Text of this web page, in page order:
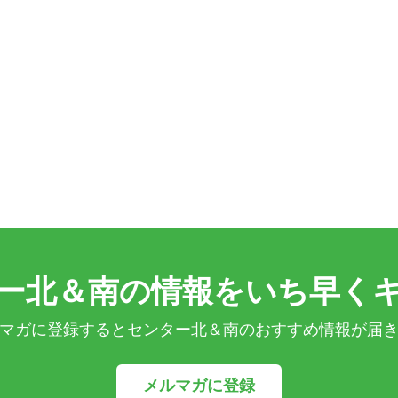
北＆南の情報をいち早く
ガに登録するとセンター北＆南のおすすめ情報が届
メルマガに登録